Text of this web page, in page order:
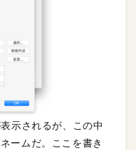
示されるが、この中
ームだ。ここを書き